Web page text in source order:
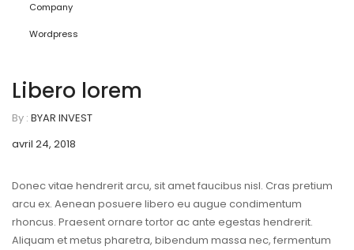
Company
Wordpress
Libero lorem
By : BYAR INVEST
avril 24, 2018
Donec vitae hendrerit arcu, sit amet faucibus nisl. Cras pretium
arcu ex. Aenean posuere libero eu augue condimentum
rhoncus. Praesent ornare tortor ac ante egestas hendrerit.
Aliquam et metus pharetra, bibendum massa nec, fermentum